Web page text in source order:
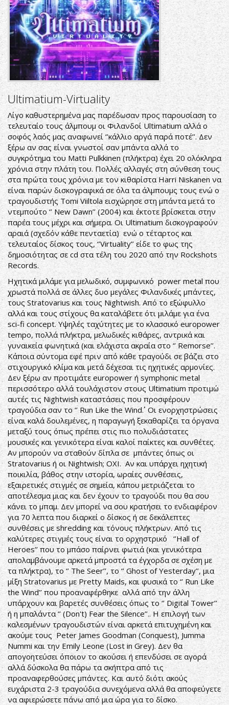
Ultimatium-Virtuality
Λίγο καθυστερημένα μας παρέδωσαν προς παρουσίαση το
τελευταίο τους άλμπουμ οι Φιλανδοί Ultimatium αλλά ο
σοφός λαός μας αναφωνεί ‘’κάλλιο αργά παρά ποτέ’’. Δεν
ξέρω αν σας είναι γνωστοί σαν μπάντα αλλά το
συγκρότημα του Matti Pulkkinen (πλήκτρα) έχει 20 ολόκληρα
χρόνια στην πλάτη του. Πολλές αλλαγές στη σύνθεση τους
στα πρώτα τους χρόνια με τον κιθαρίστα Harri Niskanen να
είναι παρών δισκογραφικά σε όλα τα άλμπουμς τους ενώ ο
τραγουδιστής Tomi Viiltola εισχώρησε στη μπάντα μετά το
ντεμπούτο ‘’ New Dawn’’ (2004) και έκτοτε βρίσκεται στην
παρέα τους μέχρι και σήμερα. Οι Ultimatium δισκογραφούν
αραιά (σχεδόν κάθε πενταετία) ενώ ο τέταρτος και
τελευταίος δίσκος τους, ‘’Virtuality’’ είδε το φως της
δημοσιότητας σε cd στα τέλη του 2020 από την Rockshots
Records.
Ηχητικά μιλάμε για μελωδικό, συμφωνικό power metal που
χρωστά πολλά σε άλλες δυο μεγάλες Φιλανδικές μπάντες,
τους Stratovarius και τους Nightwish. Από το εξώφυλλο
αλλά και τους στίχους θα καταλάβετε ότι μιλάμε για ένα
sci-fi concept. Υψηλές ταχύτητες με το κλασσικό europower
tempo, πολλά πλήκτρα, μελωδικές κιθάρες, αντρικά και
γυναικεία φωνητικά (και ελάχιστα ακραία στο ‘’ Remorse’’.
Κάποια σύντομα εφέ πριν από κάθε τραγούδι σε βάζει στο
στιχουργικό κλίμα και μετά δέχεσαι τις ηχητικές αρμονίες.
Δεν ξέρω αν προτιμάτε europower ή symphonic metal
περισσότερο αλλά τουλάχιστον στους Ultimatium προτιμώ
αυτές τις Nightwish καταστάσεις που προσφέρουν
τραγούδια σαν το ‘’ Run Like the Wind΄΄. Οι ενορχηστρώσεις
είναι καλά δουλεμένες, η παραγωγή ξεκαθαρίζει τα όργανα
μεταξύ τους όπως πρέπει στις πιο πολυδιάστατες
μουσικές και γενικότερα είναι καλοί παίκτες και συνθέτες.
Αν μπορούν να σταθούν δίπλα σε μπάντες όπως οι
Stratovarius ή οι Nightwish; ΟΧΙ. Αν και υπάρχει ηχητική
ποικιλία, βάθος στην ιστορία, ωραίες συνθέσεις,
εξαιρετικές στιγμές σε σημεία, κάπου μετριάζεται το
αποτέλεσμα μιας και δεν έχουν το τραγούδι που θα σου
κάνει το μπαμ. Δεν μπορεί να σου κρατήσει το ενδιαφέρον
για 70 λεπτα που διαρκεί ο δίσκος ή σε δεκάλεπτες
συνθέσεις με shredding και τόνους πλήκτρων. Από τις
καλύτερες στιγμές τους είναι το ορχηστρικό ‘’Hall of
Heroes’’ που το μπάσο παίρνει φωτιά (και γενικότερα
απολαμβάνουμε αρκετά μπροστά τα έγχορδα σε σχέση με
τα πλήκτρα), το ‘’ The Seer’’, το ‘’ Ghost of Yesterday’’, μια
μίξη Stratovarius με Pretty Maids, και φυσικά το ‘’ Run Like
the Wind’’ που προαναφέρθηκε αλλά από την άλλη
υπάρχουν και βαρετές συνθέσεις όπως το ‘’ Digital Tower’’
ή η μπαλάντα ‘’ (Don't) Fear the Silence’’.. Η επιλογή των
καλεσμένων τραγουδιστών είναι αρκετά επιτυχημένη και
ακούμε τους Peter James Goodman (Conquest), Jumma
Nummi και την Emily Leone (Lost in Grey). Δεν θα
απογοητεύσει όποιον το ακούσει ή επενδύσει σε αγορά
αλλά δύσκολα θα πάρω τα σκήπτρα από τις
προαναφερθούσες μπάντες. Και αυτό διότι ακούς
ευχάριστα 2-3 τραγούδια συνεχόμενα αλλά θα αποφεύγετε
να αφιερώσετε πάνω από μια ώρα για το δίσκο.